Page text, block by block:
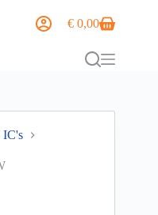
€ 0,00
IC's